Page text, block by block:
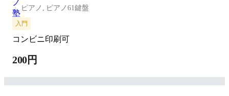
ピアノ, ピアノ61鍵盤
入門
コンビニ印刷可
200円